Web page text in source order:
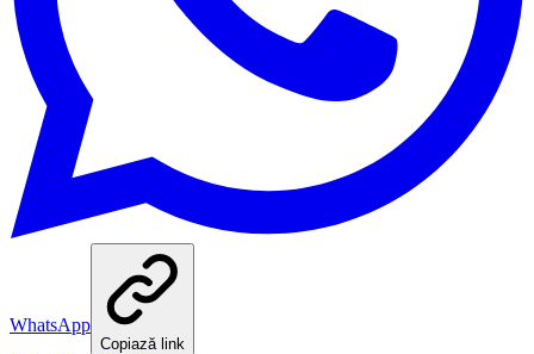
WhatsApp
Copiază link